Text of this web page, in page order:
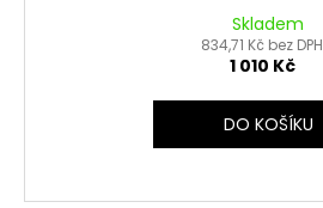
Skladem
834,71 Kč bez DPH
1 010 Kč
DO KOŠÍKU